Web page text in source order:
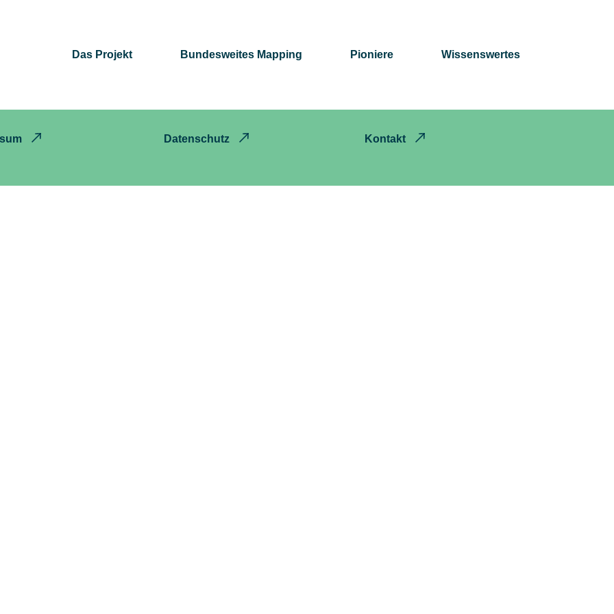
Das Projekt Bundesweites Mapping Pioniere Wissenswertes
Datenschutz Kontakt